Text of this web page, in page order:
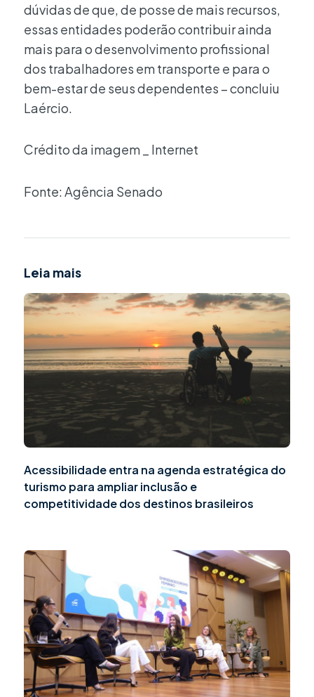
dúvidas de que, de posse de mais recursos,
essas entidades poderão contribuir ainda
mais para o desenvolvimento profissional
dos trabalhadores em transporte e para o
bem-estar de seus dependentes – concluiu
Laércio.
Crédito da imagem _ Internet
Fonte: Agência Senado
Leia mais
Acessibilidade entra na agenda estratégica do
turismo para ampliar inclusão e
competitividade dos destinos brasileiros